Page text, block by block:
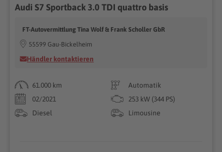
Audi S7 Sportback 3.0 TDI quattro basis
FT-Autovermittlung Tina Wolf & Frank Scholler GbR
55599 Gau-Bickelheim
Händler kontaktieren
61.000 km
Automatik
02/2021
253 kW (344 PS)
Diesel
Limousine